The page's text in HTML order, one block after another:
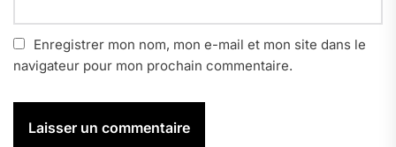
Enregistrer mon nom, mon e-mail et mon site dans le
navigateur pour mon prochain commentaire.